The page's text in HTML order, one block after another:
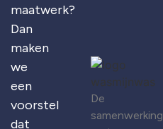
maatwerk?
Dan
maken
we
een
voorstel
dat
De
samenwerking